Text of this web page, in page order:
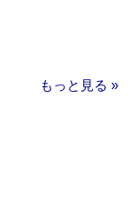
もっと見る »